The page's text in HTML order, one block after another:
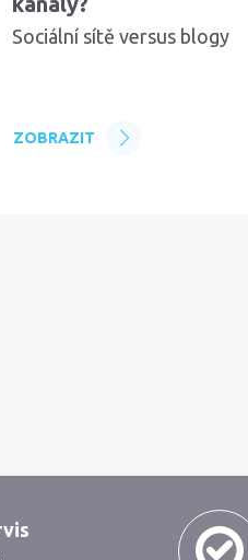
Sociální sítě versus blogy
ZOBRAZIT